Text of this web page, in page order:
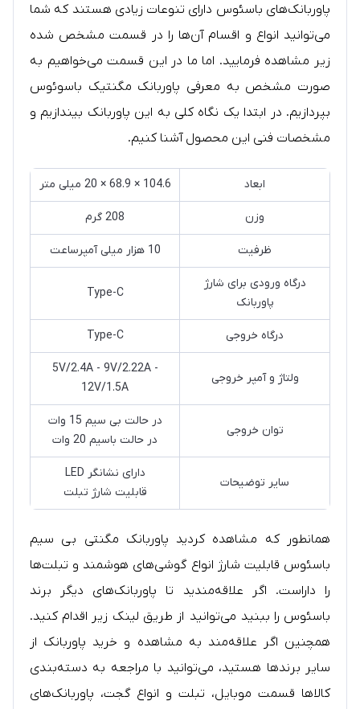
پاوربانک‌های باسئوس دارای تنوعات زیادی هستند که شما
می‌توانید انواع و اقسام آن‌ها را در قسمت مشخص شده
زیر مشاهده فرمایید. اما ما در این قسمت می‌خواهیم به
صورت مشخص به معرفی پاوربانک مگنتیک باسوئوس
بپردازیم. در ابتدا یک نگاه کلی به این پاوربانک بیندازیم و
مشخصات فنی این محصول آشنا کنیم.
ابعاد 104.6 × 68.9 × 20 میلی متر
وزن 208 گرم
ظرفیت 10 هزار میلی آمپرساعت
درگاه ورودی برای شارژ
پاوربانک
Type-C
درگاه خروجی Type-C
ولتاژ و آمپر خروجی
5V/2.4A - 9V/2.22A -
12V/1.5A
توان خروجی
در حالت بی سیم 15 وات
در حالت باسیم 20 وات
سایر توضیحات
دارای نشانگر LED
قابلیت شارژ تبلت
همانطور که مشاهده کردید پاوربانک مگنتی بی سیم
باسئوس قابلیت شارژ انواع گوشی‌های هوشمند و تبلت‌ها
را داراست. اگر علاقه‌مندید تا پاوربانک‌های دیگر برند
باسئوس را ببنید می‌توانید از طریق لینک زیر اقدام کنید.
همچنین اگر علاقه‌مند به مشاهده و خرید پاوربانک از
سایر برندها هستید، می‌توانید با مراجعه به دسته‌بندی
کالاها قسمت موبایل، تبلت و انواع گجت، پاوربانک‌های